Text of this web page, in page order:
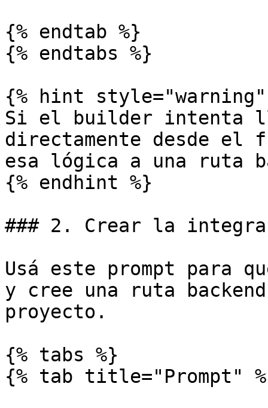
{% endtab %}
{% endtabs %}
{% hint style="warning"
Si el builder intenta
directamente desde el
esa lógica a una ruta
{% endhint %}
### 2. Crear la
Usá este prompt para
y cree una ruta
proyecto.
{% tabs %}
{% tab title="Prompt"